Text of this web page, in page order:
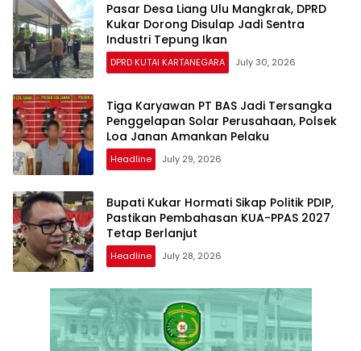
Pasar Desa Liang Ulu Mangkrak, DPRD
Kukar Dorong Disulap Jadi Sentra
Industri Tepung Ikan
DPRD KUTAI KARTANEGARA July 30, 2026
Tiga Karyawan PT BAS Jadi Tersangka
Penggelapan Solar Perusahaan, Polsek
Loa Janan Amankan Pelaku
Headline July 29, 2026
Bupati Kukar Hormati Sikap Politik PDIP,
Pastikan Pembahasan KUA-PPAS 2027
Tetap Berlanjut
Headline July 28, 2026